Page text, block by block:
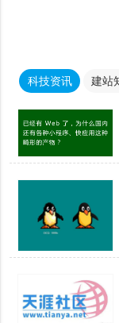
科技资讯 建站